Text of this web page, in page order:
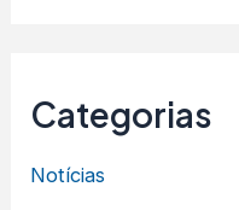
Categorias
Notícias